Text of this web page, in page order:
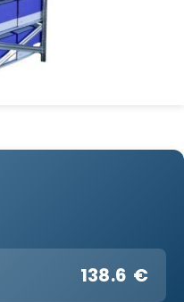
138.6 €